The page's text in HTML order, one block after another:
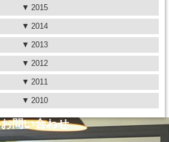
2015
2014
2013
2012
2011
2010
お問い合わせ